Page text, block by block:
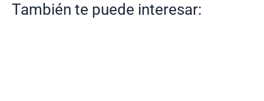
También te puede interesar: